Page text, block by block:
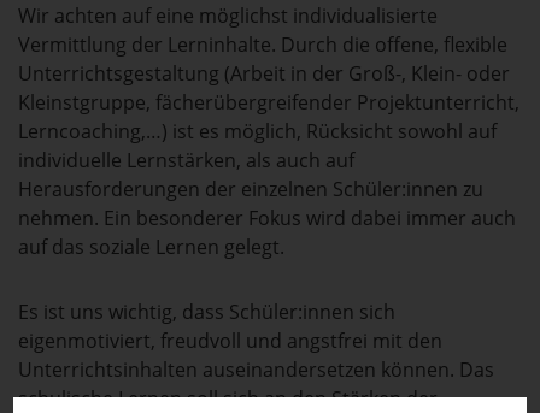
Wir achten auf eine möglichst individualisierte
Vermittlung der Lerninhalte. Durch die offene, flexible
Unterrichtsgestaltung (Arbeit in der Groß-, Klein- oder
Kleinstgruppe, fächerübergreifender Projektunterricht,
Lerncoaching,…) ist es möglich, Rücksicht sowohl auf
individuelle Lernstärken, als auch auf
Herausforderungen der einzelnen Schüler:innen zu
nehmen. Ein besonderer Fokus wird dabei immer auch
auf das soziale Lernen gelegt.
Es ist uns wichtig, dass Schüler:innen sich
eigenmotiviert, freudvoll und angstfrei mit den
Unterrichtsinhalten auseinandersetzen können. Das
schulische Lernen soll sich an den Stärken der